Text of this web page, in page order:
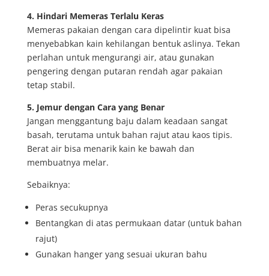
4. Hindari Memeras Terlalu Keras
Memeras pakaian dengan cara dipelintir kuat bisa
menyebabkan kain kehilangan bentuk aslinya. Tekan
perlahan untuk mengurangi air, atau gunakan
pengering dengan putaran rendah agar pakaian
tetap stabil.
5. Jemur dengan Cara yang Benar
Jangan menggantung baju dalam keadaan sangat
basah, terutama untuk bahan rajut atau kaos tipis.
Berat air bisa menarik kain ke bawah dan
membuatnya melar.
Sebaiknya:
Peras secukupnya
Bentangkan di atas permukaan datar (untuk bahan
rajut)
Gunakan hanger yang sesuai ukuran bahu